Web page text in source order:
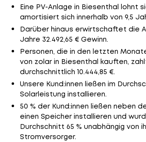
Eine PV-Anlage in Biesenthal lohnt
amortisiert sich innerhalb von 9,5
Darüber hinaus erwirtschaftet die
Jahre 32.492,65 € Gewinn.
Personen, die in den letzten
von zolar in Biesenthal kauften,
durchschnittlich 10.444,85 €.
Unsere Kund:innen ließen im
Solarleistung installieren.
50 % der Kund:innen ließen neben
einen Speicher installieren und
Durchschnitt 65 % unabhängig von
Stromversorger.